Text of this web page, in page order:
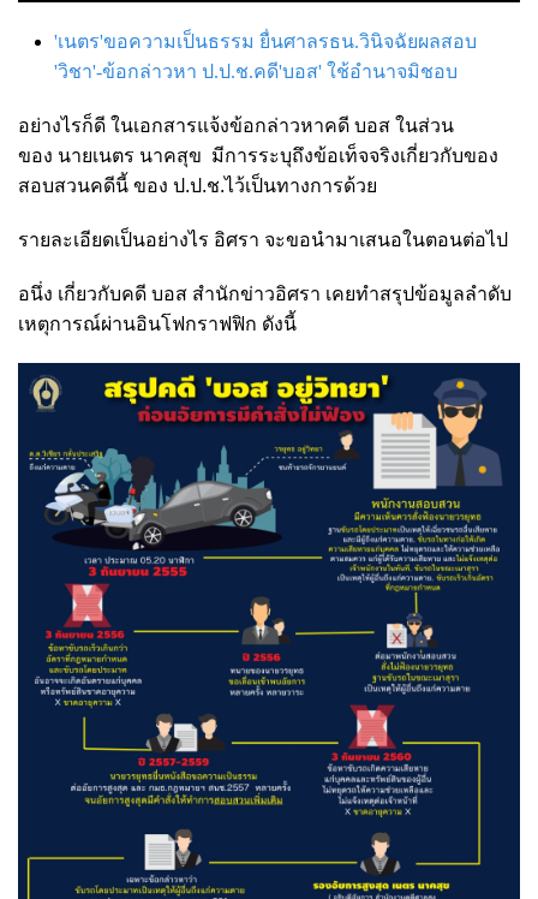
'เนตร'ขอความเป็นธรรม ยื่นศาลรธน.วินิจฉัยผลสอบ
'วิชา'-ข้อกล่าวหา ป.ป.ช.คดี'บอส' ใช้อำนาจมิชอบ
อย่างไรก็ดี ในเอกสารแจ้งข้อกล่าวหาคดี บอส ในส่วน
ของ นายเนตร นาคสุข มีการระบุถึงข้อเท็จจริงเกี่ยวกับของ
สอบสวนคดีนี้ ของ ป.ป.ช.ไว้เป็นทางการด้วย
รายละเอียดเป็นอย่างไร อิศรา จะขอนำมาเสนอในตอนต่อไป
อนึ่ง เกี่ยวกับคดี บอส สำนักข่าวอิศรา เคยทำสรุปข้อมูลลำดับ
เหตุการณ์ผ่านอินโฟกราฟฟิก ดังนี้